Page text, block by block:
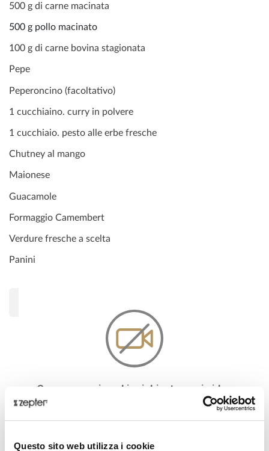
Questo sito web utilizza i cookie
500 g di carne macinata
500 g pollo macinato
100 g di carne bovina stagionata
Pepe
Peperoncino (facoltativo)
1 cucchiaino. curry in polvere
1 cucchiaio. pesto alle erbe fresche
Chutney al mango
Maionese
Guacamole
Formaggio Camembert
Verdure fresche a scelta
Panini
Consenso sui cookie richiesto per i video
Puoi sempre guardare il video direttamente su